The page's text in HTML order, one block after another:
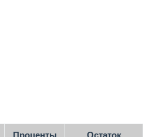
Проценты Остаток